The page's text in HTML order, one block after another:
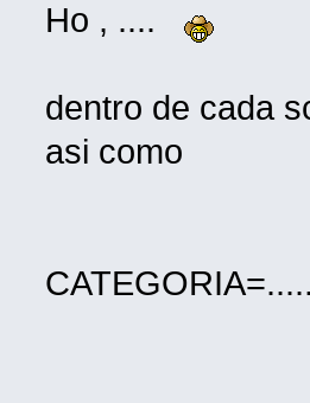
Ho , ....
dentro de cada
asi como